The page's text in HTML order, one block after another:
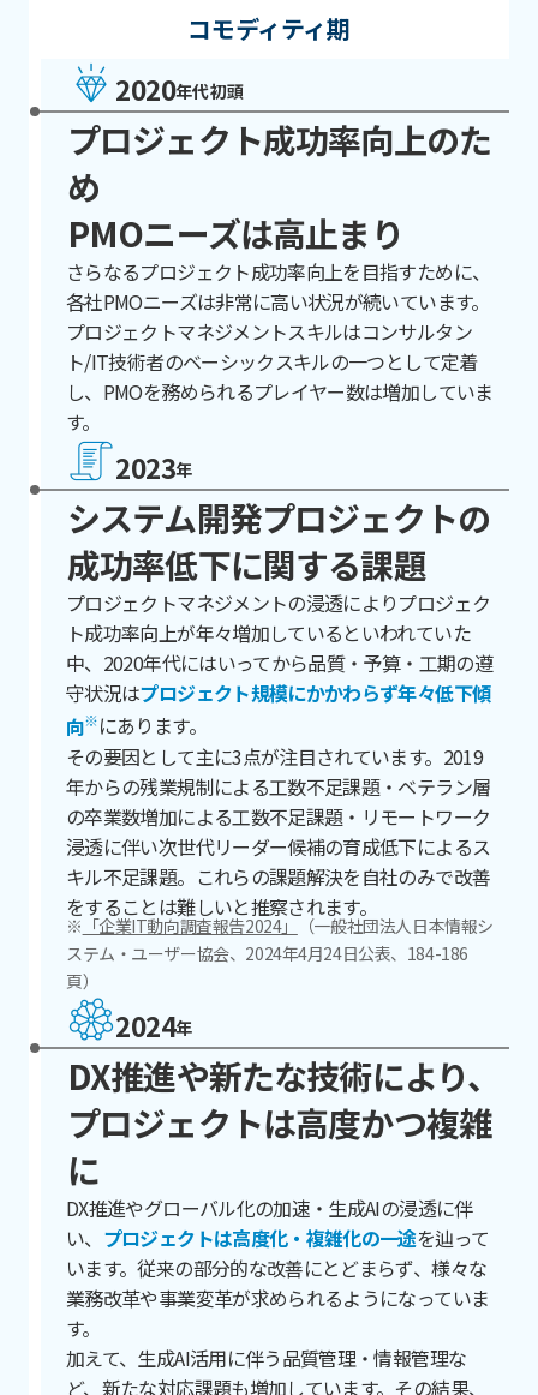
コモディティ期
2020年代初頭
プロジェクト成功率向上のた
め
PMOニーズは高止まり
さらなるプロジェクト成功率向上を目指すために、
各社PMOニーズは非常に高い状況が続いています。
プロジェクトマネジメントスキルはコンサルタン
ト/IT技術者のベーシックスキルの一つとして定着
し、PMOを務められるプレイヤー数は増加していま
す。
2023年
システム開発プロジェクトの
成功率低下に関する課題
プロジェクトマネジメントの浸透によりプロジェク
ト成功率向上が年々増加しているといわれていた
中、2020年代にはいってから品質・予算・工期の遵
守状況はプロジェクト規模にかかわらず年々低下傾
向 にあります。
その要因として主に3点が注目されています。2019
年からの残業規制による工数不足課題・ベテラン層
の卒業数増加による工数不足課題・リモートワーク
浸透に伴い次世代リーダー候補の育成低下によるス
キル不足課題。これらの課題解決を自社のみで改善
をすることは難しいと推察されます。
※ 「企業IT動向調査報告2024」
（一般社団法人日本情報シ
ステム・ユーザー協会、2024年4月24日公表、184-186
頁）
2024年
DX推進や新たな技術により、
プロジェクトは高度かつ複雑
に
DX推進やグローバル化の加速・生成AIの浸透に伴
い、 プロジェクトは高度化・複雑化の一途を辿って
います。従来の部分的な改善にとどまらず、様々な
業務改革や事業変革が求められるようになっていま
す。
加えて、生成AI活用に伴う品質管理・情報管理な
ど、新たな対応課題も増加しています。その結果、